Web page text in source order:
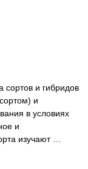
и гибридов
и
в условиях
и
изучают …